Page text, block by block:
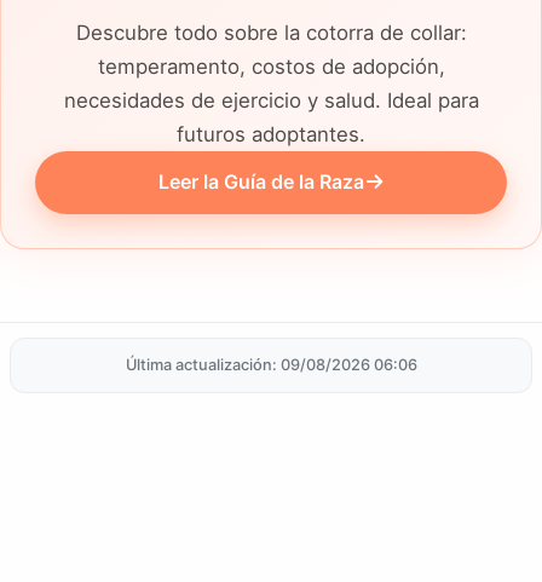
Descubre todo sobre la cotorra de collar:
temperamento, costos de adopción,
necesidades de ejercicio y salud. Ideal para
futuros adoptantes.
Leer la Guía de la Raza
Última actualización: 09/08/2026 06:06